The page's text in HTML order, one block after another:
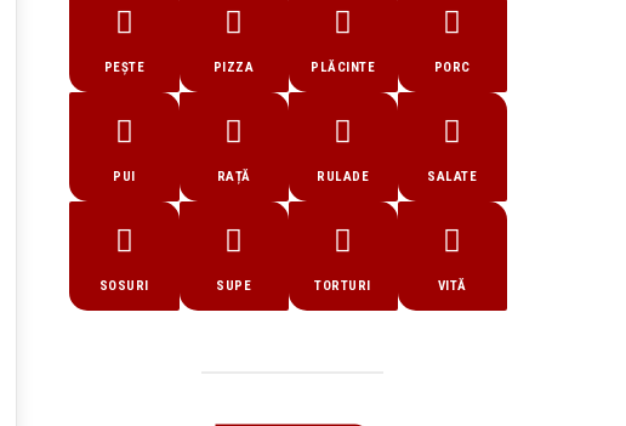
PEȘTE PIZZA PLĂCINTE PORC
PUI RAȚĂ RULADE SALATE
SOSURI SUPE TORTURI VITĂ